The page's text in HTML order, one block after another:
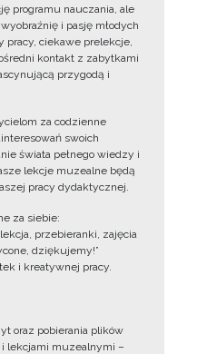
programu nauczania, ale
i pasję młodych
pracy, ciekawe prelekcje,
kontakt z zabytkami
przygodą i
za codzienne
swoich
świata pełnego wiedzy i
lekcje muzealne będą
pracy dydaktycznej.
za siebie:
przebieranki, zajęcia
dziękujemy!”
i kreatywnej pracy.
oraz pobierania plików
i lekcjami muzealnymi –